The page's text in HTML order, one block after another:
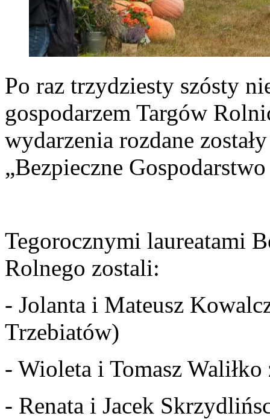
Po raz trzydziesty szósty
gospodarzem Targów
wydarzenia rozdane
„Bezpieczne
Tegorocznymi laureatami
Rolnego zostali:
- Jolanta i Mateusz
Trzebiatów)
- Wioleta i Tomasz
- Renata i Jacek